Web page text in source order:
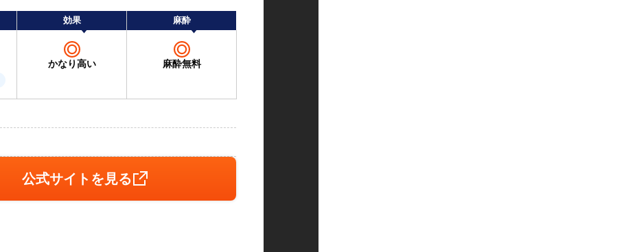
効果 麻酔
かなり高い 麻酔無料
公式サイトを見る